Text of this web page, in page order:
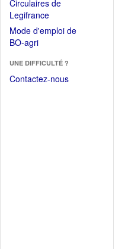
Circulaires de
Legifrance(Ouvrir
dans
une
fenêtre)
Mode d'emploi de
BO-agri(Ouvrir
une
nouvelle
UNE DIFFICULTÉ ?
Contactez-nous